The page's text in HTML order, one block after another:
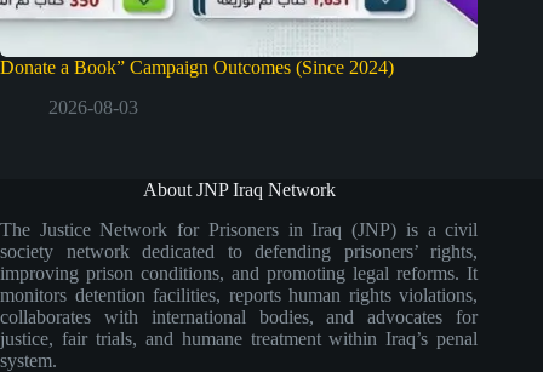
Donate a Book” Campaign Outcomes (Since 2024)
2026-08-03
About JNP Iraq Network
The Justice Network for Prisoners in Iraq (JNP) is a civil
society network dedicated to defending prisoners’ rights,
improving prison conditions, and promoting legal reforms. It
monitors detention facilities, reports human rights violations,
collaborates with international bodies, and advocates for
justice, fair trials, and humane treatment within Iraq’s penal
system.